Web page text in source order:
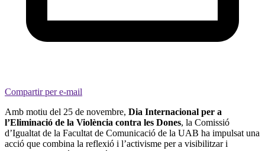
Compartir per e-mail
Amb motiu del 25 de novembre, Dia Internacional per a
l’Eliminació de la Violència contra les Dones, la Comissió
d’Igualtat de la Facultat de Comunicació de la UAB ha impulsat una
acció que combina la reflexió i l’activisme per a visibilitzar i